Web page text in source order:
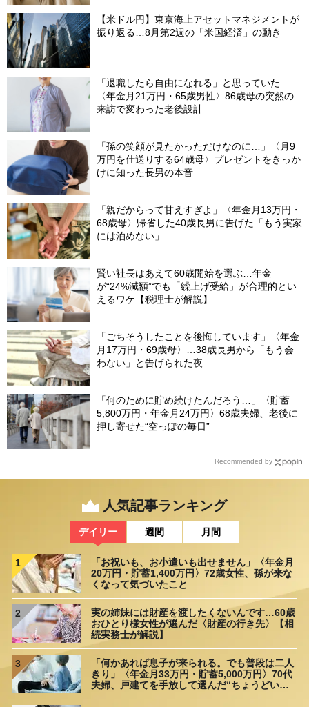
【米ドル円】東京海上アセットマネジメントが
振り返る…8月第2週の「米国経済」の動き
「退職したら自由になれる」と思っていた…
〈年金月21万円・65歳男性〉86歳母の突然の
来訪で変わった老後設計
「孫の笑顔が見たかっただけなのに…」〈月9
万円を仕送りする64歳母〉プレゼントをきっか
けに知った長男の本音
「親だからって甘えすぎよ」〈年金月13万円・
68歳母〉帰省した40歳長男に告げた「もう実家
には泊めない」
賢い社長はあえて60歳開始を選ぶ…年金
が“24%減額”でも「繰上げ受給」が合理的とい
えるワケ【税理士が解説】
「ごちそうしたことを後悔しています」〈年金
月17万円・69歳母〉…38歳長男から「もう会
わない」と告げられた夜
「何のために貯め続けたんだろう…」〈貯蓄
5,800万円・年金月24万円〉68歳夫婦、老後に
押し寄せた“空っぽの毎日”
Recommended by
人気記事ランキング
デイリー 週間 月間
1
「お祝いも、お小遣いも出せません」〈年金月
20万円・貯蓄1,400万円〉72歳女性、孫が来な
くなって気づいたこと
2
実の姉妹には財産を渡したくないんです…60歳
おひとり様女性が選んだ〈財産の行き先〉【相
続実務士が解説】
3
「何かあれば息子が来られる。でも普段は二人
きり」〈年金月33万円・貯蓄5,000万円〉70代
夫婦、戸建てを手放して選んだ“ちょうどいい
距離”